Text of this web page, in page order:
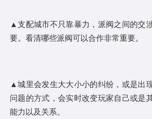
▲支配城市不只靠暴力，派阀之间的交
要。看清哪些派阀可以合作非常重要。
▲城里会发生大大小小的纠纷，或是出
问题的方式，会实时改变玩家自己或是
能力以及关系。